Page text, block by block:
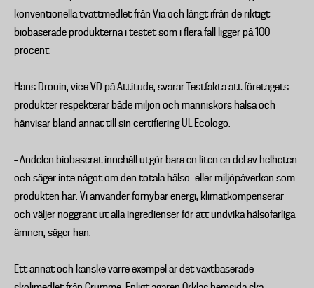
konventionella tvättmedlet från Via och långt ifrån de riktigt
biobaserade produkterna i testet som i flera fall ligger på 100
procent.
Hans Drouin, vice VD på Attitude, svarar Testfakta att företagets
produkter respekterar både miljön och människors hälsa och
hänvisar bland annat till sin certifiering UL Ecologo.
– Andelen biobaserat innehåll utgör bara en liten en del av helheten
och säger inte något om den totala hälso- eller miljöpåverkan som
produkten har. Vi använder förnybar energi, klimatkompenserar
och väljer noggrant ut alla ingredienser för att undvika hälsofarliga
ämnen, säger han.
Ett annat och kanske värre exempel är det växtbaserade